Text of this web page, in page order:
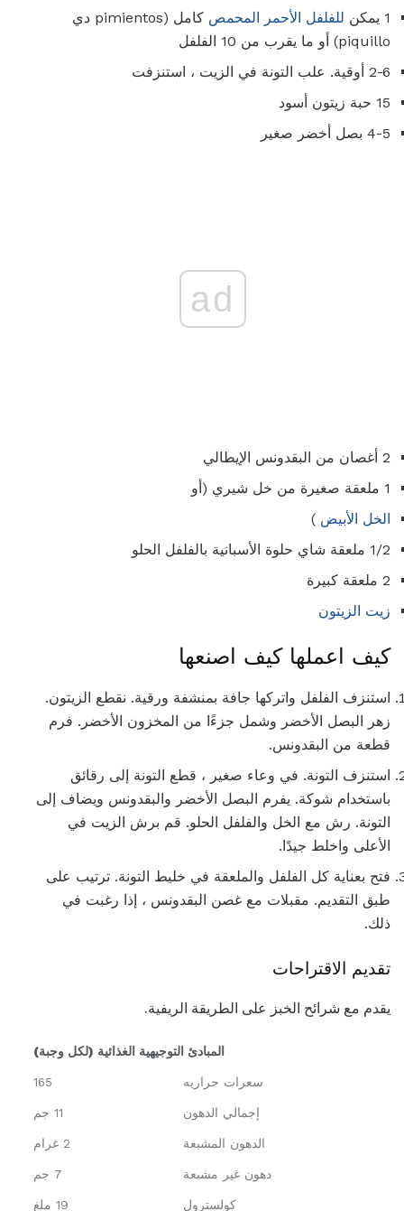
1 يمكن للفلفل الأحمر المحمص
كامل (pimientos دي
piquillo) أو ما يقرب من 10 الفلفل
2-6 أوقية. علب التونة في الزيت ، استنزفت
15 حبة زيتون أسود
4-5 بصل أخضر صغير
ad
2 أغصان من البقدونس الإيطالي
1 ملعقة صغيرة من خل شيري (أو
الخل الأبيض )
1/2 ملعقة شاي حلوة الأسبانية بالفلفل الحلو
2 ملعقة كبيرة
زيت الزيتون
كيف اعملها كيف اصنعها
استنزف الفلفل واتركها جافة بمنشفة ورقية. نقطع الزيتون.
زهر البصل الأخضر وشمل جزءًا من المخزون الأخضر. فرم
قطعة من البقدونس.
استنزف التونة. في وعاء صغير ، قطع التونة إلى رقائق
باستخدام شوكة. يفرم البصل الأخضر والبقدونس ويضاف إلى
التونة. رش مع الخل والفلفل الحلو. قم برش الزيت في
الأعلى واخلط جيدًا.
فتح بعناية كل الفلفل والملعقة في خليط التونة. ترتيب على
طبق التقديم. مقبلات مع غصن البقدونس ، إذا رغبت في
ذلك.
تقديم الاقتراحات
يقدم مع شرائح الخبز على الطريقة الريفية.
المبادئ التوجيهية الغذائية (لكل وجبة)
سعرات حراريه 165
إجمالي الدهون 11 جم
الدهون المشبعة 2 غرام
دهون غير مشبعة 7 جم
كولسترول 19 ملغ